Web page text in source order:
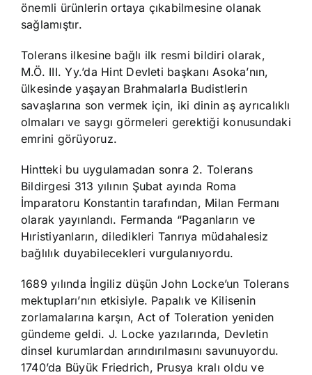
önemli ürünlerin ortaya çıkabilmesine olanak
sağlamıştır.
Tolerans ilkesine bağlı ilk resmi bildiri olarak,
M.Ö. III. Yy.’da Hint Devleti başkanı Asoka’nın,
ülkesinde yaşayan Brahmalarla Budistlerin
savaşlarına son vermek için, iki dinin aş ayrıcalıklı
olmaları ve saygı görmeleri gerektiği konusundaki
emrini görüyoruz.
Hintteki bu uygulamadan sonra 2. Tolerans
Bildirgesi 313 yılının Şubat ayında Roma
İmparatoru Konstantin tarafından, Milan Fermanı
olarak yayınlandı. Fermanda “Paganların ve
Hıristiyanların, diledikleri Tanrıya müdahalesiz
bağlılık duyabilecekleri vurgulanıyordu.
1689 yılında İngiliz düşün John Locke’un Tolerans
mektupları’nın etkisiyle. Papalık ve Kilisenin
zorlamalarına karşın, Act of Toleration yeniden
gündeme geldi. J. Locke yazılarında, Devletin
dinsel kurumlardan arındırılmasını savunuyordu.
1740’da Büyük Friedrich, Prusya kralı oldu ve